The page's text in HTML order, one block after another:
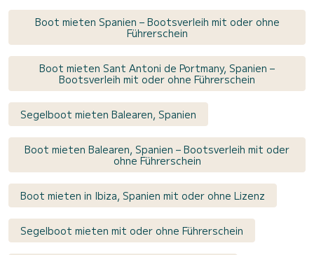
Boot mieten Spanien – Bootsverleih mit oder ohne
Führerschein
Boot mieten Sant Antoni de Portmany, Spanien –
Bootsverleih mit oder ohne Führerschein
Segelboot mieten Balearen, Spanien
Boot mieten Balearen, Spanien – Bootsverleih mit oder
ohne Führerschein
Boot mieten in Ibiza, Spanien mit oder ohne Lizenz
Segelboot mieten mit oder ohne Führerschein